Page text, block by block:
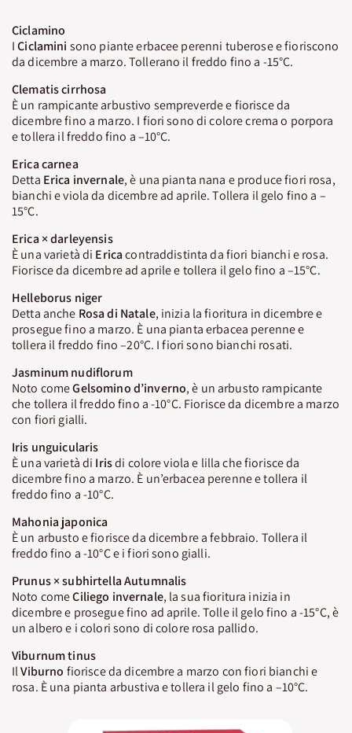
Ciclamino
ICiclamini sono piante erbacee perenni tuberose e fioriscono
da dicembre a marzo. Tollerano il freddo fino a -15°C.
Clematis cirrhosa
È un rampicante arbustivo sempreverde e fiorisce da
dicembre fino a marzo. I fiori sono di colore crema o porpora
e tollera il freddo fino a –10°C.
Erica carnea
Detta Erica invernale, è una pianta nana e produce fiori rosa,
bianchi e viola da dicembre ad aprile. Tollera il gelo fino a –
15°C.
Erica × darleyensis
È una varietà di Ericacontraddistinta da fiori bianchi e rosa.
Fiorisce da dicembre ad aprile e tollera il gelo fino a –15°C.
Helleborus niger
Detta anche Rosa di Natale, inizia la fioritura in dicembre e
prosegue fino a marzo. È una pianta erbacea perenne e
tollera il freddo fino –20°C. I fiori sono bianchi rosati.
Jasminum nudiflorum
Noto comeGelsomino d’inverno, è un arbusto rampicante
che tollera il freddo fino a -10°C. Fiorisce da dicembre a marzo
con fiori gialli.
Iris unguicularis
È una varietà di Irisdi colore viola e lilla che fiorisce da
dicembre fino a marzo. È un’erbacea perenne e tollera il
freddo fino a -10°C.
Mahonia japonica
È un arbusto e fiorisce da dicembre a febbraio. Tollera il
freddo fino a -10°C e i fiori sono gialli.
Prunus × subhirtella Autumnalis
Noto comeCiliego invernale, la sua fioritura inizia in
dicembre e prosegue fino ad aprile. Tolle il gelo fino a -15°C, è
un albero e i colori sono di colore rosa pallido.
Viburnum tinus
IlViburno fiorisce da dicembre a marzo con fiori bianchi e
rosa. È una pianta arbustiva e tollera il gelo fino a –10°C.